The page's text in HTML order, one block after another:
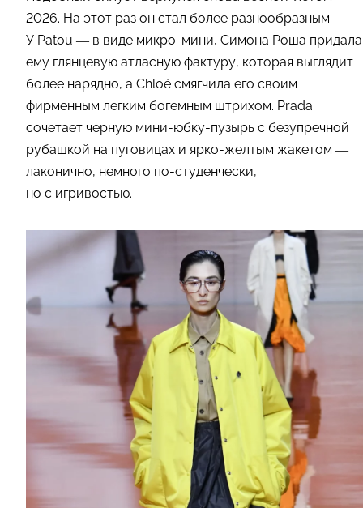
2026. На этот раз он стал более разнообразным.
У Patou — в виде микро-мини, Симона Роша придала
ему глянцевую атласную фактуру, которая выглядит
более нарядно, а Chloé смягчила его своим
фирменным легким богемным штрихом. Prada
сочетает черную мини-юбку-пузырь с безупречной
рубашкой на пуговицах и ярко-желтым жакетом —
лаконично, немного по-студенчески,
но с игривостью.